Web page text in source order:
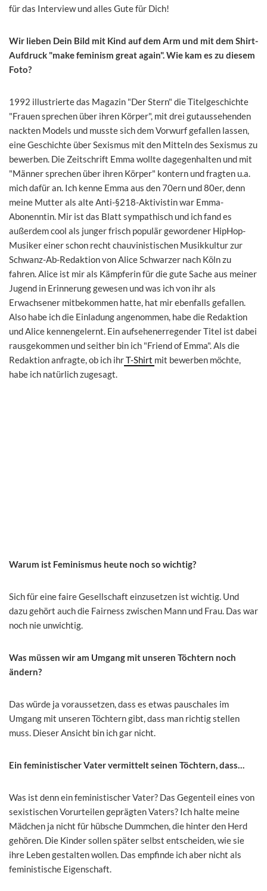
für das Interview und alles Gute für Dich!
Wir lieben Dein Bild mit Kind auf dem Arm und mit dem Shirt-
Aufdruck "make feminism great again". Wie kam es zu diesem
Foto?
1992 illustrierte das Magazin "Der Stern" die Titelgeschichte
"Frauen sprechen über ihren Körper", mit drei gutaussehenden
nackten Models und musste sich dem Vorwurf gefallen lassen,
eine Geschichte über Sexismus mit den Mitteln des Sexismus zu
bewerben. Die Zeitschrift Emma wollte dagegenhalten und mit
"Männer sprechen über ihren Körper" kontern und fragten u.a.
mich dafür an. Ich kenne Emma aus den 70ern und 80er, denn
meine Mutter als alte Anti-§218-Aktivistin war Emma-
Abonenntin. Mir ist das Blatt sympathisch und ich fand es
außerdem cool als junger frisch populär gewordener HipHop-
Musiker einer schon recht chauvinistischen Musikkultur zur
Schwanz-Ab-Redaktion von Alice Schwarzer nach Köln zu
fahren. Alice ist mir als Kämpferin für die gute Sache aus meiner
Jugend in Erinnerung gewesen und was ich von ihr als
Erwachsener mitbekommen hatte, hat mir ebenfalls gefallen.
Also habe ich die Einladung angenommen, habe die Redaktion
und Alice kennengelernt. Ein aufsehenerregender Titel ist dabei
rausgekommen und seither bin ich "Friend of Emma". Als die
Redaktion anfragte, ob ich ihrT-Shirt mit bewerben möchte,
habe ich natürlich zugesagt.
Warum ist Feminismus heute noch so wichtig?
Sich für eine faire Gesellschaft einzusetzen ist wichtig. Und
dazu gehört auch die Fairness zwischen Mann und Frau. Das war
noch nie unwichtig.
Was müssen wir am Umgang mit unseren Töchtern noch
ändern?
Das würde ja voraussetzen, dass es etwas pauschales im
Umgang mit unseren Töchtern gibt, dass man richtig stellen
muss. Dieser Ansicht bin ich gar nicht.
Ein feministischer Vater vermittelt seinen Töchtern, dass…
Was ist denn ein feministischer Vater? Das Gegenteil eines von
sexistischen Vorurteilen geprägten Vaters? Ich halte meine
Mädchen ja nicht für hübsche Dummchen, die hinter den Herd
gehören. Die Kinder sollen später selbst entscheiden, wie sie
ihre Leben gestalten wollen. Das empfinde ich aber nicht als
feministische Eigenschaft.